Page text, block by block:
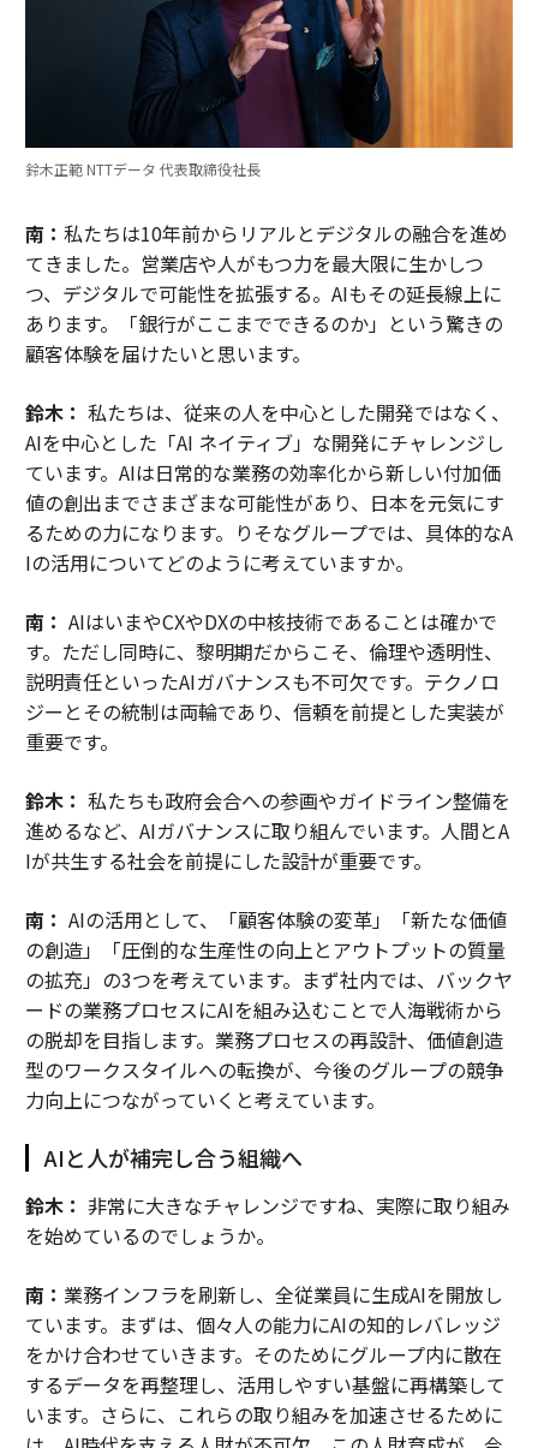
鈴木正範 NTTデータ 代表取締役社長
南： 私たちは10年前からリアルとデジタルの融合を進め
てきました。営業店や人がもつ力を最大限に生かしつ
つ、デジタルで可能性を拡張する。AIもその延長線上に
あります。「銀行がここまでできるのか」という驚きの
顧客体験を届けたいと思います。
鈴木： 私たちは、従来の人を中心とした開発ではなく、
AIを中心とした「AI ネイティブ」な開発にチャレンジし
ています。AIは日常的な業務の効率化から新しい付加価
値の創出までさまざまな可能性があり、日本を元気にす
るための力になります。りそなグループでは、具体的なA
Iの活用についてどのように考えていますか。
南： AIはいまやCXやDXの中核技術であることは確かで
す。ただし同時に、黎明期だからこそ、倫理や透明性、
説明責任といったAIガバナンスも不可欠です。テクノロ
ジーとその統制は両輪であり、信頼を前提とした実装が
重要です。
鈴木： 私たちも政府会合への参画やガイドライン整備を
進めるなど、AIガバナンスに取り組んでいます。人間とA
Iが共生する社会を前提にした設計が重要です。
南： AIの活用として、「顧客体験の変革」「新たな価値
の創造」「圧倒的な生産性の向上とアウトプットの質量
の拡充」の3つを考えています。まず社内では、バックヤ
ードの業務プロセスにAIを組み込むことで人海戦術から
の脱却を目指します。業務プロセスの再設計、価値創造
型のワークスタイルへの転換が、今後のグループの競争
力向上につながっていくと考えています。
AIと人が補完し合う組織へ
鈴木： 非常に大きなチャレンジですね、実際に取り組み
を始めているのでしょうか。
南： 業務インフラを刷新し、全従業員に生成AIを開放し
ています。まずは、個々人の能力にAIの知的レバレッジ
をかけ合わせていきます。そのためにグループ内に散在
するデータを再整理し、活用しやすい基盤に再構築して
います。さらに、これらの取り組みを加速させるために